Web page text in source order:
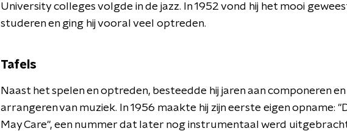
University colleges volgde in de jazz. In 1952 vond hij het mooi
studeren en ging hij vooral veel optreden.
Tafels
Naast het spelen en optreden, besteedde hij jaren aan componeren en
arrangeren van muziek. In 1956 maakte hij zijn eerste eigen opname:
May Care", een nummer dat later nog instrumentaal werd